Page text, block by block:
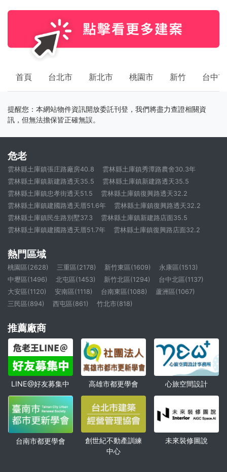
首頁 台北市 新北市 桃園市 新竹 台中市
提醒您：本網站物件資訊開放委託刊登，我們將盡力查證相關資
訊，但無法擔保皆正確無誤。
危老
雲林縣土庫鎮張庄路廠房40.8
雲林縣土庫鎮秀潭路農舍30.3年
雲林縣土庫鎮新建路透天35.5
雲林縣土庫鎮新建路透天35.5
雲林縣土庫鎮忠孝街透天51.5
雲林縣土庫鎮復興路透天32.2
雲林縣土庫鎮建國路透天厝51.6年
雲林縣土庫鎮復興路透天32.2
雲林縣土庫鎮民生路別墅37.3
雲林縣土庫鎮新建路店面35.5
雲林縣土庫鎮建國路透天厝51.7年
雲林縣土庫鎮復興路店面32.2
熱門區域
桃園區(2628) 三重區(2178) 新竹東區(1609)
永康區(1513)
中壢區(1496)
北屯區(1453) 新竹北區(1294)
台中北區(1137)
大安區(1120)
安南區(1118) 台南東區(1088)
蘆洲區(1067)
三民區(894)
西屯區(861) 竹北市(818)
推薦廠商
LINE@好友募集中 高雄市都更學會 心旅空間設計
台南市都更學會
創世紀不動產訓練
中心
未來裝修圖說